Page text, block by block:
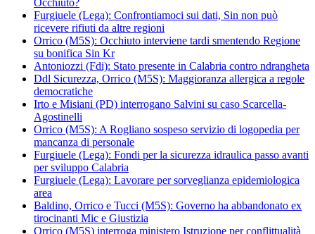
Occhiuto?
Furgiuele (Lega): Confrontiamoci sui dati, Sin non può
ricevere rifiuti da altre regioni
Orrico (M5S): Occhiuto interviene tardi smentendo Regione
su bonifica Sin Kr
Antoniozzi (Fdi): Stato presente in Calabria contro ndrangheta
Ddl Sicurezza, Orrico (M5S): Maggioranza allergica a regole
democratiche
Irto e Misiani (PD) interrogano Salvini su caso Scarcella-
Agostinelli
Orrico (M5S): A Rogliano sospeso servizio di logopedia per
mancanza di personale
Furgiuele (Lega): Fondi per la sicurezza idraulica passo avanti
per sviluppo Calabria
Furgiuele (Lega): Lavorare per sorveglianza epidemiologica
area
Baldino, Orrico e Tucci (M5S): Governo ha abbandonato ex
tirocinanti Mic e Giustizia
Orrico (M5S) interroga ministero Istruzione per conflittualità